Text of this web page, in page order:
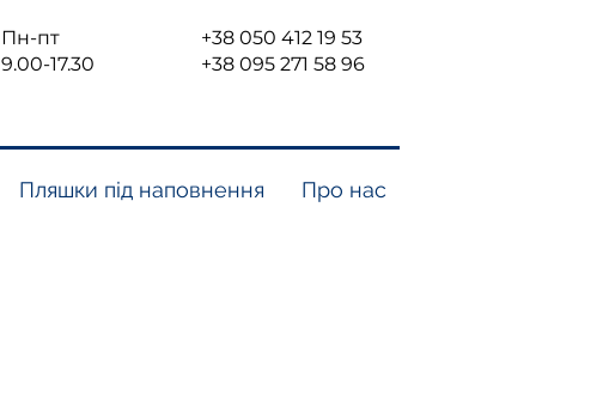
Пн-пт
9.00-17.30
+38 050 412 19 53
+38 095 271 58 96
Пляшки під наповнення Про нас